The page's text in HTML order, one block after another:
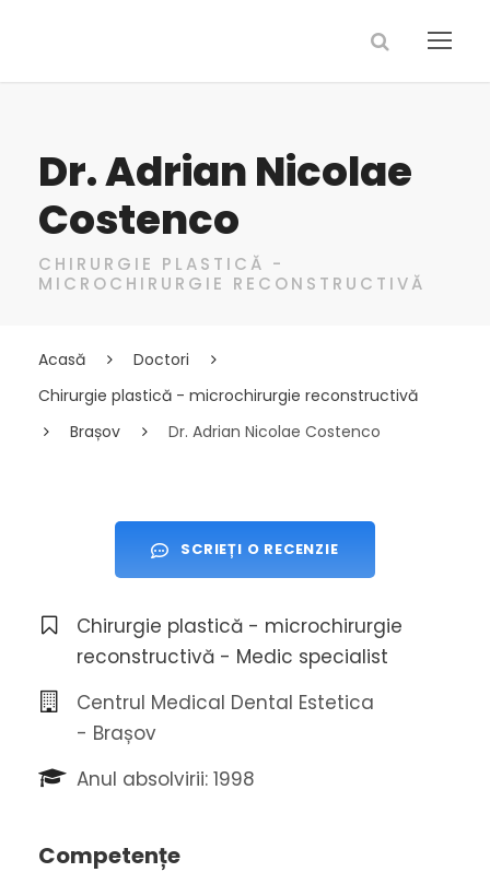
Dr. Adrian Nicolae
Costenco
CHIRURGIE PLASTICĂ -
MICROCHIRURGIE RECONSTRUCTIVĂ
Acasă
Doctori
Chirurgie plastică - microchirurgie reconstructivă
Brașov
Dr. Adrian Nicolae Costenco
SCRIEȚI O RECENZIE
Chirurgie plastică - microchirurgie
reconstructivă - Medic specialist
Centrul Medical Dental Estetica
- Brașov
Anul absolvirii: 1998
Competențe